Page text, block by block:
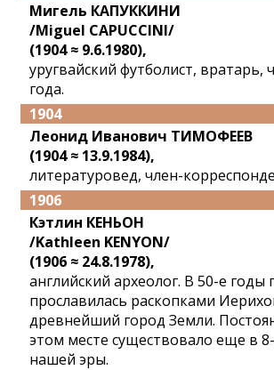
Мигель КАПУККИНИ
/Miguel CAPUCCINI/
(1904 ≈ 9.6.1980),
уругвайский футболист,
года.
1904
Леонид Иванович ТИМОФЕЕВ
(1904 ≈ 13.9.1984),
литературовед, член-
1906
Кэтлин КЕНЬОН
/Kathleen KENYON/
(1906 ≈ 24.8.1978),
английский археолог. В 50-е
прославилась раскопками
древнейший город Земли.
этом месте существовало еще в
нашей эры.